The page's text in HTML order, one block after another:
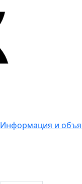
Информация и